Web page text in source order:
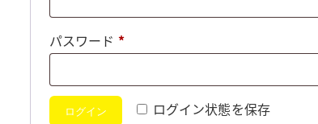
パスワード *必
ログイン状態を保存
ログイン